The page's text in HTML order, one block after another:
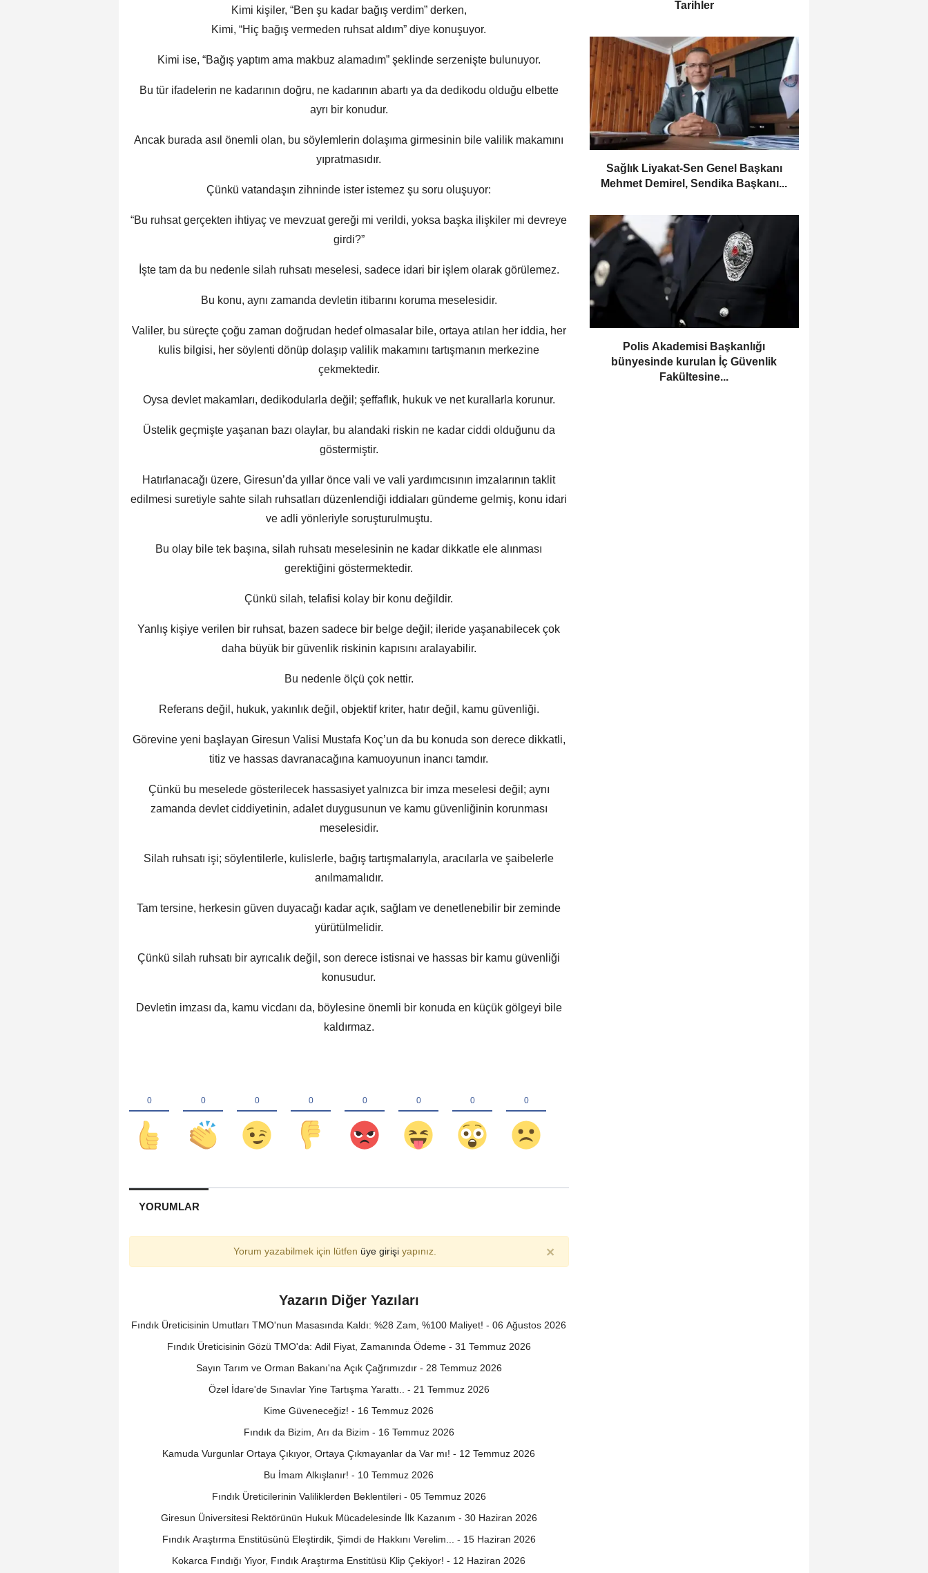
Kimi kişiler, “Ben şu kadar bağış verdim” derken,
Kimi, “Hiç bağış vermeden ruhsat aldım” diye konuşuyor.
Kimi ise, “Bağış yaptım ama makbuz alamadım” şeklinde serzenişte bulunuyor.
Bu tür ifadelerin ne kadarının doğru, ne kadarının abartı ya da dedikodu olduğu elbette
ayrı bir konudur.
Ancak burada asıl önemli olan, bu söylemlerin dolaşıma girmesinin bile valilik makamını
yıpratmasıdır.
Çünkü vatandaşın zihninde ister istemez şu soru oluşuyor:
“Bu ruhsat gerçekten ihtiyaç ve mevzuat gereği mi verildi, yoksa başka ilişkiler mi devreye
girdi?”
İşte tam da bu nedenle silah ruhsatı meselesi, sadece idari bir işlem olarak görülemez.
Bu konu, aynı zamanda devletin itibarını koruma meselesidir.
Valiler, bu süreçte çoğu zaman doğrudan hedef olmasalar bile, ortaya atılan her iddia, her
kulis bilgisi, her söylenti dönüp dolaşıp valilik makamını tartışmanın merkezine
çekmektedir.
Oysa devlet makamları, dedikodularla değil; şeffaflık, hukuk ve net kurallarla korunur.
Üstelik geçmişte yaşanan bazı olaylar, bu alandaki riskin ne kadar ciddi olduğunu da
göstermiştir.
Hatırlanacağı üzere, Giresun’da yıllar önce vali ve vali yardımcısının imzalarının taklit
edilmesi suretiyle sahte silah ruhsatları düzenlendiği iddiaları gündeme gelmiş, konu idari
ve adli yönleriyle soruşturulmuştu.
Bu olay bile tek başına, silah ruhsatı meselesinin ne kadar dikkatle ele alınması
gerektiğini göstermektedir.
Çünkü silah, telafisi kolay bir konu değildir.
Yanlış kişiye verilen bir ruhsat, bazen sadece bir belge değil; ileride yaşanabilecek çok
daha büyük bir güvenlik riskinin kapısını aralayabilir.
Bu nedenle ölçü çok nettir.
Referans değil, hukuk, yakınlık değil, objektif kriter, hatır değil, kamu güvenliği.
Görevine yeni başlayan Giresun Valisi Mustafa Koç’un da bu konuda son derece dikkatli,
titiz ve hassas davranacağına kamuoyunun inancı tamdır.
Çünkü bu meselede gösterilecek hassasiyet yalnızca bir imza meselesi değil; aynı
zamanda devlet ciddiyetinin, adalet duygusunun ve kamu güvenliğinin korunması
meselesidir.
Silah ruhsatı işi; söylentilerle, kulislerle, bağış tartışmalarıyla, aracılarla ve şaibelerle
anılmamalıdır.
Tam tersine, herkesin güven duyacağı kadar açık, sağlam ve denetlenebilir bir zeminde
yürütülmelidir.
Çünkü silah ruhsatı bir ayrıcalık değil, son derece istisnai ve hassas bir kamu güvenliği
konusudur.
Devletin imzası da, kamu vicdanı da, böylesine önemli bir konuda en küçük gölgeyi bile
kaldırmaz.
YORUMLAR
Yorum yazabilmek için lütfen üye girişiyapınız. ×
Yazarın Diğer Yazıları
Fındık Üreticisinin Umutları TMO'nun Masasında Kaldı: %28 Zam, %100 Maliyet! - 06 Ağustos 2026
Fındık Üreticisinin Gözü TMO'da: Adil Fiyat, Zamanında Ödeme - 31 Temmuz 2026
Sayın Tarım ve Orman Bakanı'na Açık Çağrımızdır - 28 Temmuz 2026
Özel İdare'de Sınavlar Yine Tartışma Yarattı.. - 21 Temmuz 2026
Kime Güveneceğiz! - 16 Temmuz 2026
Fındık da Bizim, Arı da Bizim - 16 Temmuz 2026
Kamuda Vurgunlar Ortaya Çıkıyor, Ortaya Çıkmayanlar da Var mı! - 12 Temmuz 2026
Bu İmam Alkışlanır! - 10 Temmuz 2026
Fındık Üreticilerinin Valiliklerden Beklentileri - 05 Temmuz 2026
Giresun Üniversitesi Rektörünün Hukuk Mücadelesinde İlk Kazanım - 30 Haziran 2026
Fındık Araştırma Enstitüsünü Eleştirdik, Şimdi de Hakkını Verelim... - 15 Haziran 2026
Kokarca Fındığı Yiyor, Fındık Araştırma Enstitüsü Klip Çekiyor! - 12 Haziran 2026
Tarihler
​Sağlık Liyakat-Sen Genel Başkanı
Mehmet Demirel, Sendika Başkanı...
Polis Akademisi Başkanlığı
bünyesinde kurulan İç Güvenlik
Fakültesine...